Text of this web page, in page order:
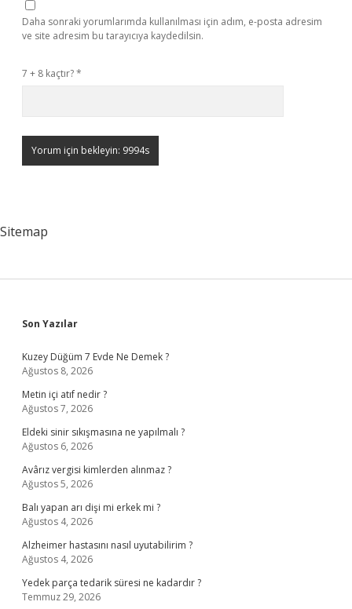
Daha sonraki yorumlarımda kullanılması için adım, e-posta adresim
ve site adresim bu tarayıcıya kaydedilsin.
7 + 8 kaçtır?*
Sitemap
Sidebar
Son Yazılar
Kuzey Düğüm 7 Evde Ne Demek ?
Ağustos 8, 2026
Metin içi atıf nedir ?
Ağustos 7, 2026
Eldeki sinir sıkışmasına ne yapılmalı ?
Ağustos 6, 2026
Avârız vergisi kimlerden alınmaz ?
Ağustos 5, 2026
Balı yapan arı dişi mi erkek mi ?
Ağustos 4, 2026
Alzheimer hastasını nasıl uyutabilirim ?
Ağustos 4, 2026
Yedek parça tedarik süresi ne kadardır ?
Temmuz 29, 2026